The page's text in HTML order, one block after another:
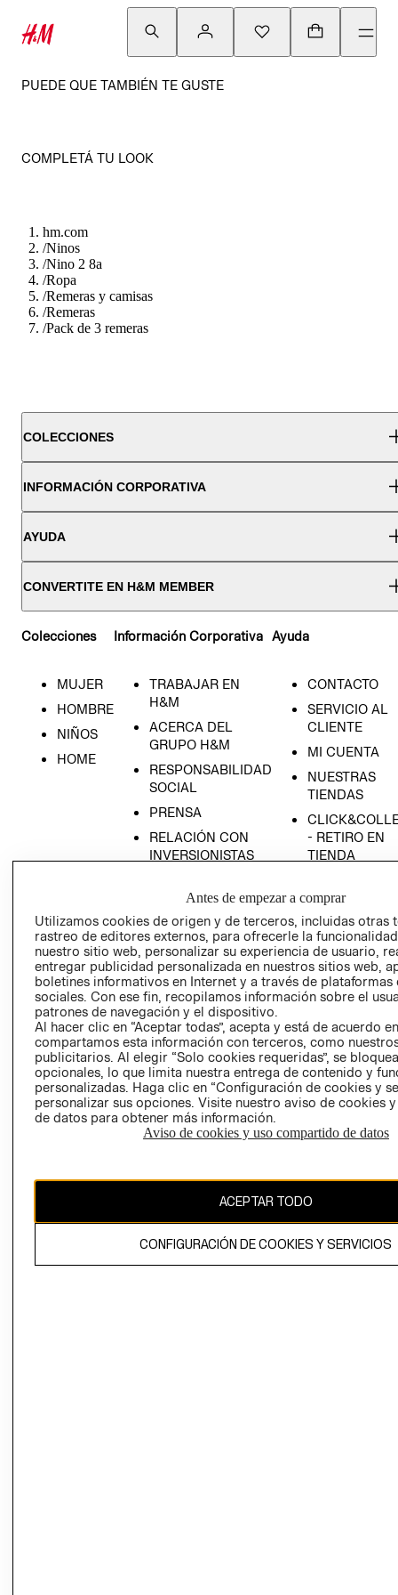
PUEDE QUE TAMBIÉN TE GUSTE
COMPLETÁ TU LOOK
hm.com
/Ninos
/Nino 2 8a
/Ropa
/Remeras y camisas
/Remeras
/Pack de 3 remeras
COLECCIONES
INFORMACIÓN CORPORATIVA
AYUDA
CONVERTITE EN H&M MEMBER
Colecciones
MUJER
HOMBRE
NIÑOS
HOME
Información Corporativa
TRABAJAR EN
H&M
ACERCA DEL
GRUPO H&M
RESPONSABILIDAD
SOCIAL
PRENSA
RELACIÓN CON
INVERSIONISTAS
EMPRESARIAL
Ayuda
CONTACTO
SERVICIO AL
CLIENTE
MI CUENTA
NUESTRAS
TIENDAS
- RETIRO EN
TIENDA
CONDICIONES
AVISO DE
PRIVACIDAD
GIFT CARD
AVISO DE
El contenido de esta página web está protegido por copyright y es
Antes de empezar a comprar
Utilizamos cookies de origen y de terceros, incluidas otras
rastreo de editores externos, para ofrecerle la
nuestro sitio web, personalizar su experiencia de usuario,
entregar publicidad personalizada en nuestros sitios web,
boletines informativos en Internet y a través de plataformas
sociales. Con ese fin, recopilamos información sobre el
patrones de navegación y el dispositivo.
Al hacer clic en “Aceptar todas”, acepta y está de acuerdo
compartamos esta información con terceros, como
publicitarios. Al elegir “Solo cookies requeridas”, se
opcionales, lo que limita nuestra entrega de contenido y
personalizadas. Haga clic en “Configuración de cookies y
personalizar sus opciones. Visite nuestro aviso de cookies
de datos para obtener más información.
Aviso de cookies y uso compartido de datos
ACEPTAR TODO
CONFIGURACIÓN DE COOKIES Y SERVICIOS